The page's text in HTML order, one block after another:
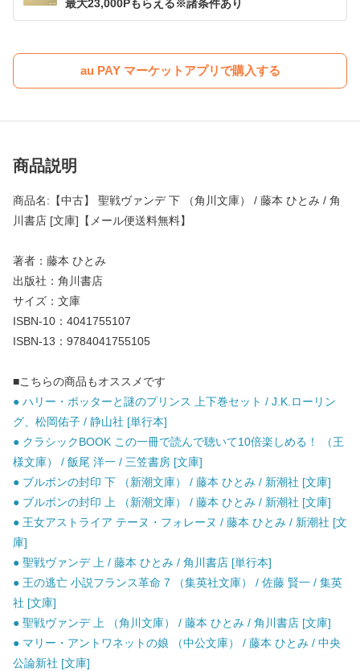
最大23,000Pもらえる※諸条件あり
au PAY マーケットアプリで購入する
商品説明
商品名:【中古】 聖戦ヴァンデ 下 （角川文庫） / 藤本 ひとみ / 角
川書店 [文庫]【メール便送料無料】
著者：藤本 ひとみ
出版社：角川書店
サイズ：文庫
ISBN-10：4041755107
ISBN-13：9784041755105
■こちらの商品もオススメです
● ハリー・ポッターと謎のプリンス 上下巻セット / J.K.ローリン
グ、松岡佑子 / 静山社 [単行本]
● クラシックBOOK この一冊で読んで聴いて10倍楽しめる！ （王
様文庫） / 飯尾 洋一 / 三笠書房 [文庫]
● ブルボンの封印 下 （新潮文庫） / 藤本 ひとみ / 新潮社 [文庫]
● ブルボンの封印 上 （新潮文庫） / 藤本 ひとみ / 新潮社 [文庫]
● 王女アストライア テーヌ・フォレーヌ / 藤本 ひとみ / 新潮社 [文
庫]
● 聖戦ヴァンデ 上 / 藤本 ひとみ / 角川書店 [単行本]
● 王の逃亡 小説フランス革命 7 （集英社文庫） / 佐藤 賢一 / 集英
社 [文庫]
● 聖戦ヴァンデ 上 （角川文庫） / 藤本 ひとみ / 角川書店 [文庫]
● マリー・アントワネットの娘 （中公文庫） / 藤本 ひとみ / 中央
公論新社 [文庫]